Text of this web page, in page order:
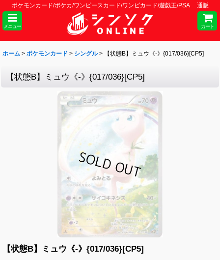
ポケモンカード/ポケカ/ワンピースカード/ワンピカード/遊戯王/PSA 通販
メニュー カート
ホーム > ポケモンカード > シングル > 【状態B】ミュウ《-》{017/036}[CP5]
【状態B】ミュウ《-》{017/036}[CP5]
【状態B】ミュウ《-》{017/036}[CP5]